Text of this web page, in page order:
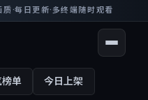
质·每日更新· 多终端随时观看
单 今日上架